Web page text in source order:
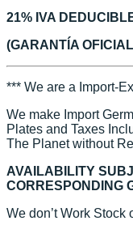
21% IVA
(GARANTÍA
*** We are a Import-
We make Import
Plates and Taxes
The Planet without
AVAILABILITY
CORRESPONDING
We don’t Work Stock